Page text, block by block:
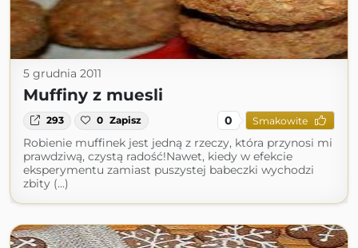
5 grudnia 2011
Muffiny z muesli
293 0 Zapisz 0 Smakowite
Robienie muffinek jest jedną z rzeczy, która przynosi mi
prawdziwą, czystą radość!Nawet, kiedy w efekcie
eksperymentu zamiast puszystej babeczki wychodzi
zbity (...)